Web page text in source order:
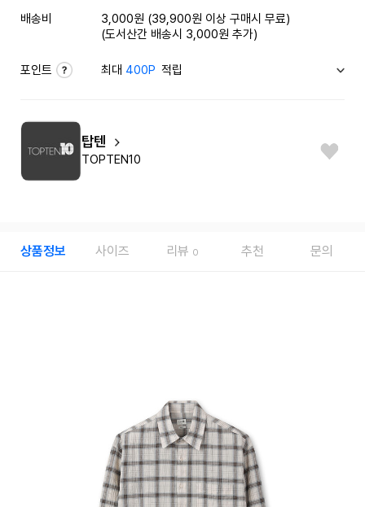
배송비
3,000원 (39,900원 이상 구매시 무료)
(도서산간 배송시 3,000원 추가)
포인트 최대 400P 적립
탑텐
TOPTEN10
상품정보 사이즈 리뷰 0 추천 문의